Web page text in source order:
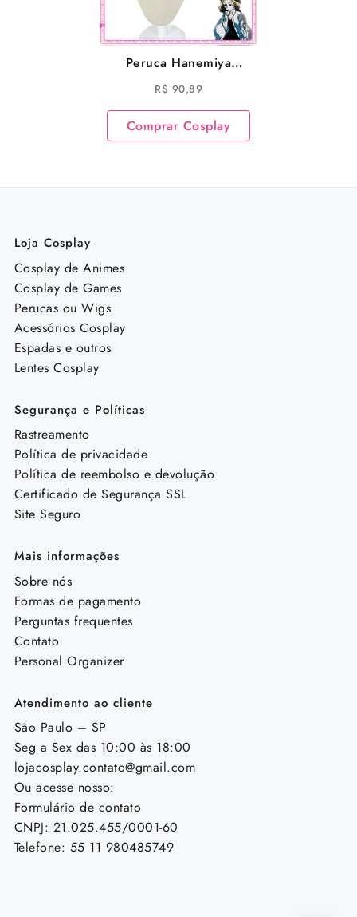
Peruca Hanemiya
Kazutora Cosplay
Anime Tokyo
Revengers
R$ 90,89
Comprar Cosplay
Loja Cosplay
Cosplay de Animes
Cosplay de Games
Perucas ou Wigs
Acessórios Cosplay
Espadas e outros
Lentes Cosplay
Segurança e Políticas
Rastreamento
Política de privacidade
Política de reembolso e devolução
Certificado de Segurança SSL
Site Seguro
Mais informações
Sobre nós
Formas de pagamento
Perguntas frequentes
Contato
Personal Organizer
Atendimento ao cliente
São Paulo – SP
Seg a Sex das 10:00 às 18:00
lojacosplay.contato@gmail.com
Ou acesse nosso:
Formulário de contato
CNPJ: 21.025.455/0001-60
Telefone: 55 11 980485749